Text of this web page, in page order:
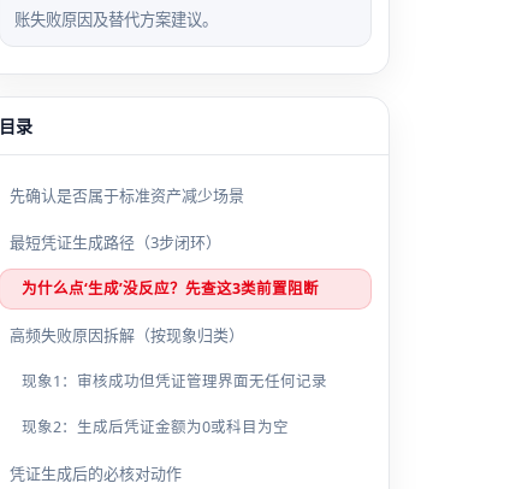
账失败原因及替代方案建议。
目录
先确认是否属于标准资产减少场景
最短凭证生成路径（3步闭环）
为什么点‘生成’没反应？先查这3类前置阻断
高频失败原因拆解（按现象归类）
现象1：审核成功但凭证管理界面无任何记录
现象2：生成后凭证金额为0或科目为空
凭证生成后的必核对动作